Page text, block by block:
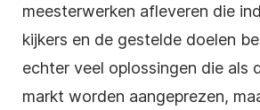
meesterwerken afleveren die
kijkers en de gestelde doelen
echter veel oplossingen die als
markt worden aangeprezen,